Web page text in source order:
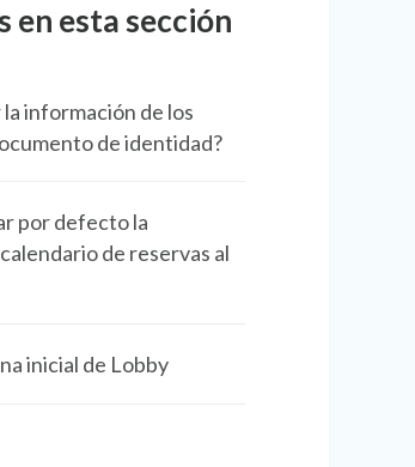
en esta sección
información de los
de identidad?
por defecto la
de reservas al
inicial de Lobby